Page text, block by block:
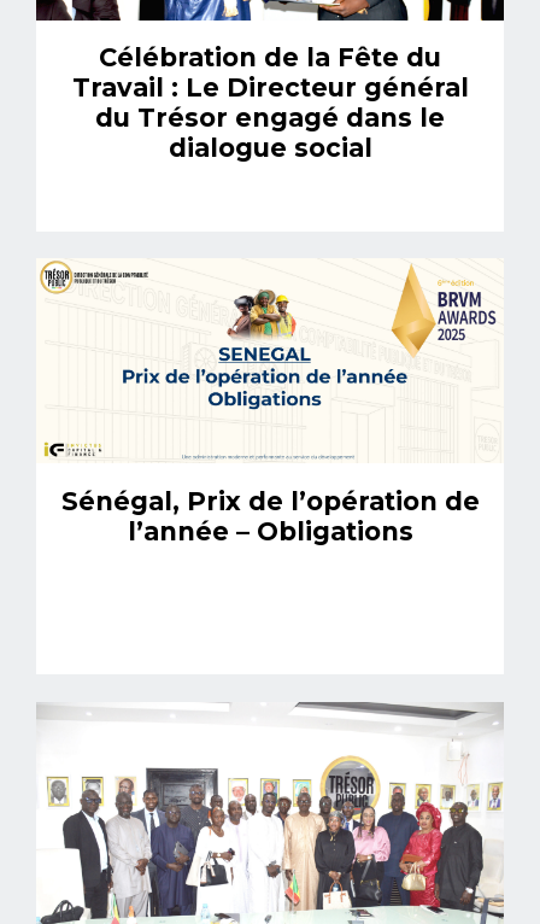
Célébration de la Fête du
Travail : Le Directeur général
du Trésor engagé dans le
dialogue social
Sénégal, Prix de l’opération de
l’année – Obligations